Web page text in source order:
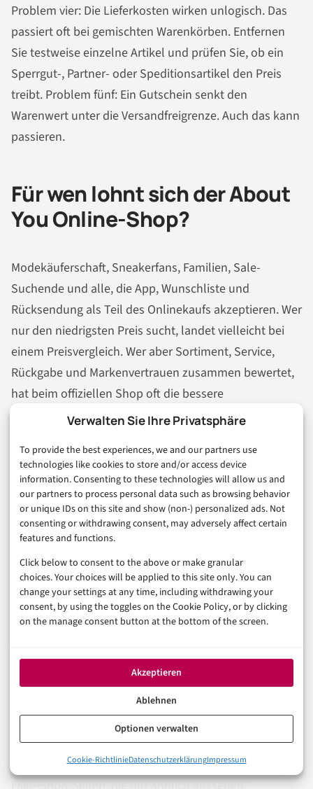
Verwalten Sie Ihre Privatsphäre
To provide the best experiences, we and our partners use
technologies like cookies to store and/or access device
information. Consenting to these technologies will allow us and
our partners to process personal data such as browsing behavior
or unique IDs on this site and show (non-) personalized ads. Not
consenting or withdrawing consent, may adversely affect certain
features and functions.
Click below to consent to the above or make granular
choices. Your choices will be applied to this site only. You can
change your settings at any time, including withdrawing your
consent, by using the toggles on the Cookie Policy, or by clicking
on the manage consent button at the bottom of the screen.
Akzeptieren
Ablehnen
Optionen verwalten
Cookie-RichtlinieDatenschutzerklärungImpressum
Problem vier: Die Lieferkosten wirken unlogisch. Das
passiert oft bei gemischten Warenkörben. Entfernen
Sie testweise einzelne Artikel und prüfen Sie, ob ein
Sperrgut-, Partner- oder Speditionsartikel den Preis
treibt. Problem fünf: Ein Gutschein senkt den
Warenwert unter die Versandfreigrenze. Auch das kann
passieren.
Für wen lohnt sich der About
You Online-Shop?
Modekäuferschaft, Sneakerfans, Familien, Sale-
Suchende und alle, die App, Wunschliste und
Rücksendung als Teil des Onlinekaufs akzeptieren. Wer
nur den niedrigsten Preis sucht, landet vielleicht bei
einem Preisvergleich. Wer aber Sortiment, Service,
Rückgabe und Markenvertrauen zusammen bewertet,
hat beim offiziellen Shop oft die bessere
Entscheidungsgrundlage.
Der Punkt ist: Der About You Online-Shop lohnt sich
besonders, wenn Sie vor dem Kauf die Details lesen.
Verkäufer, Lieferart, Rückgabefrist und Zahlungsweg
sind keine Nebengeräusche. Sie sind der Unterschied
zwischen einem schnellen Einkauf und einem langen
Servicefall.
FAQ zum About You Online-
Ist der About You Online-Shop seriös?
Ja, der offizielle Shop unter www.aboutyou.de gehört
zur jeweiligen Handelsmarke. Achten Sie trotzdem auf
die genaue Domain und meiden Sie Gutschein- oder
About You Online-Shop: Versand, Retoure und Service vor